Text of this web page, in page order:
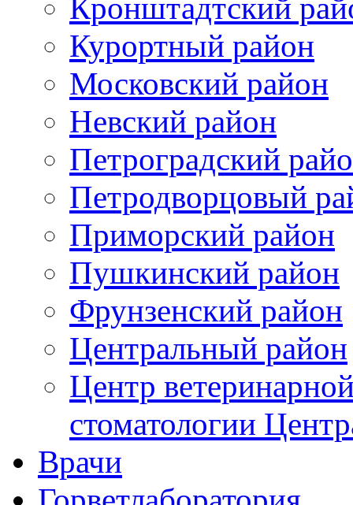
Кронштадтский
Курортный район
Московский район
Невский район
Петроградский
Петродворцовый
Приморский район
Пушкинский район
Фрунзенский район
Цeнтральный район
Центр
стоматологии
Врачи